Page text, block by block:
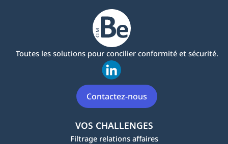
Toutes les solutions pour concilier conformité et sécurité.
Contactez-nous
VOS CHALLENGES
Filtrage relations affaires